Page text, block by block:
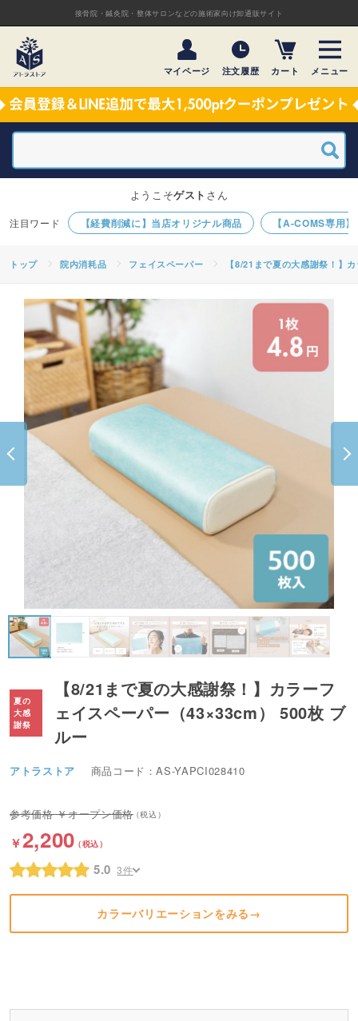
接骨院・鍼灸院・整体サロンなどの施術家向け卸通販サイト
マイページ 注文履歴 カート メニュー
【経費削減に】当店オリジナル商品 【A-COMS専用
ようこそゲスト さん
トップ 院内消耗品 フェイスペーパー 【8/21まで夏の大感謝祭！】
【8/21まで夏の大感謝祭！】カラーフ
ェイスペーパー（43×33cm） 500枚 ブ
ルー
アトラストア 商品コード：AS-YAPCI028410
オープン価格
2,200
5.0 3件
カラーバリエーションをみる→